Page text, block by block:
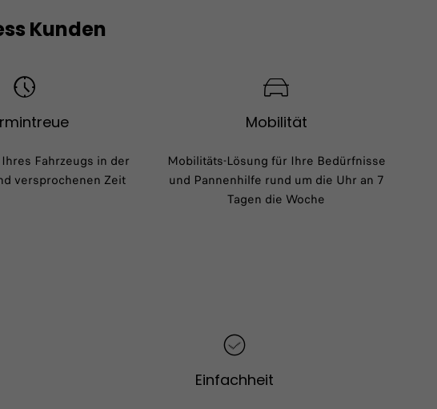
Kunden
Fahrzeugs in der
versprochenen Zeit
Mobilität
Mobilitäts-Lösung für Ihre Bedürfnisse
und Pannenhilfe rund um die Uhr an 7
Tagen die Woche
Einfachheit